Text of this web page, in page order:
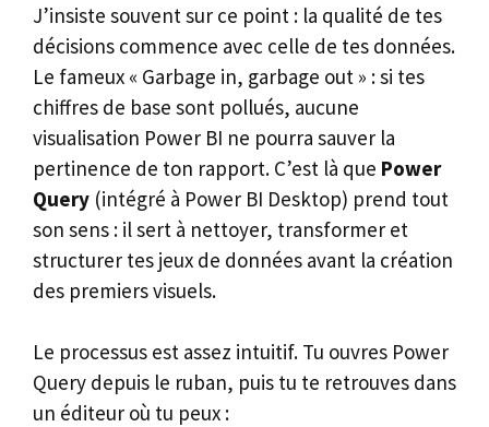
J’insiste souvent sur ce point : la qualité de tes
décisions commence avec celle de tes données.
Le fameux « Garbage in, garbage out » : si tes
chiffres de base sont pollués, aucune
visualisation Power BI ne pourra sauver la
pertinence de ton rapport. C’est là que Power
Query (intégré à Power BI Desktop) prend tout
son sens : il sert à nettoyer, transformer et
structurer tes jeux de données avant la création
des premiers visuels.
Le processus est assez intuitif. Tu ouvres Power
Query depuis le ruban, puis tu te retrouves dans
un éditeur où tu peux :